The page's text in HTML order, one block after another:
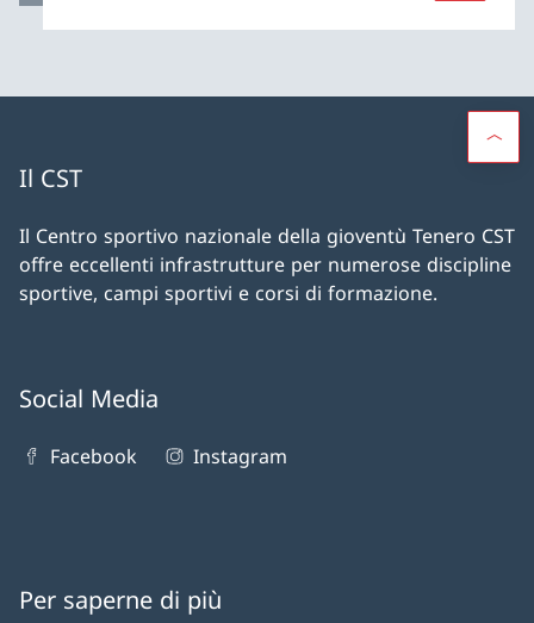
Il CST
Il Centro sportivo nazionale della gioventù Tenero CST
offre eccellenti infrastrutture per numerose discipline
sportive, campi sportivi e corsi di formazione.
Social Media
Facebook Instagram
Per saperne di più